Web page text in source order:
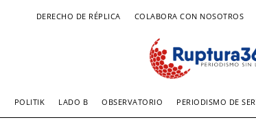
DERECHO DE RÉPLICA COLABORA CON NOSOTROS
POLITIK LADO B OBSERVATORIO PERIODISMO DE